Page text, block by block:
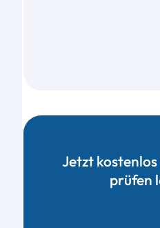
Jetzt
prüfen